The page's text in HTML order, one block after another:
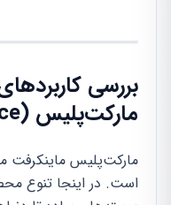
بررسی
مارکت‌پلیس (Marketplace)
مارکت‌پلیس ماینکرفت
است. در اینجا تنوع